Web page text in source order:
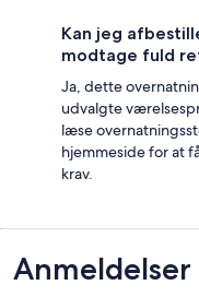
Kan jeg
modtage fuld
Ja, dette
udvalgte
læse
hjemmeside for at
krav.
Anmeldelser